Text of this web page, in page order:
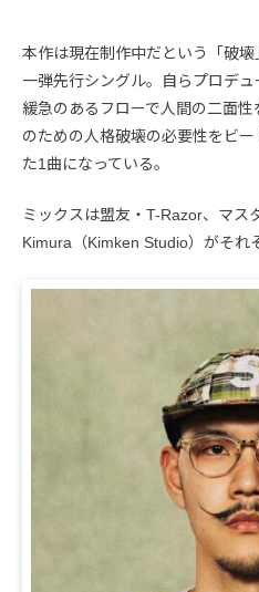
本作は現在制作中だという「破
一弾先行シングル。自らプロデ
緩急のあるフローで人間の二面
のための人格破壊の必要性をビ
た1曲になっている。
ミックスは盟友・T-Razor、マス
Kimura（Kimken Studio）がそれ